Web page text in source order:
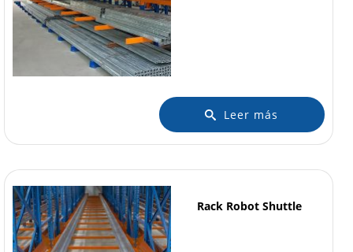
Leer más
Rack Robot Shuttle